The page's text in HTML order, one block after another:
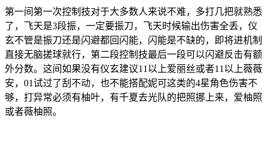
第一间第一次控制技对于大多数人来说不难，多打几把就熟悉
了，飞天是3段振，一定要振刀，飞天时候输出伤害全丢，仪
玄不管是振刀还是闪避都回闪能，闪能是不缺的，即将进机制
直接无脑搓球就行，第二段控制技最后一段可以闪避反击有额
外分数。这间如果没有仪玄建议11以上爱丽丝或者11以上薇薇
安，01试过了刮不动，也不能搭配妮可这类的4星角色伤害不
够，打异常必须有柚叶，有千夏去光队的把照挪上来，爱柚照
或者薇柚照。